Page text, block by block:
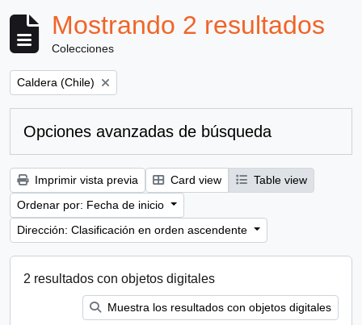
Mostrando 2 resultados
Colecciones
Remove filter:
Caldera (Chile)
Opciones avanzadas de búsqueda
Imprimir vista previa Card view
Table view
Ordenar por: Fecha de inicio
Dirección: Clasificación en orden ascendente
2 resultados con objetos digitales
Muestra los resultados con objetos digitales